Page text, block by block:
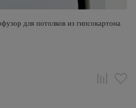
для потолков из гипсокартона